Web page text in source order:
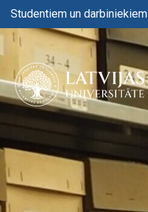
Studentiem un darbiniekiem